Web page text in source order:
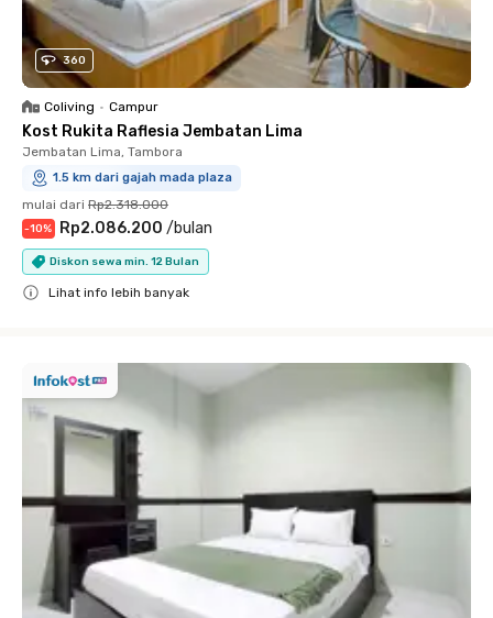
360
Coliving • Campur
Kost Rukita Raflesia Jembatan Lima
Jembatan Lima, Tambora
1.5 km dari gajah mada plaza
mulai dari Rp2.318.000
-10% Rp2.086.200 /bulan
Diskon sewa min. 12 Bulan
Lihat info lebih banyak